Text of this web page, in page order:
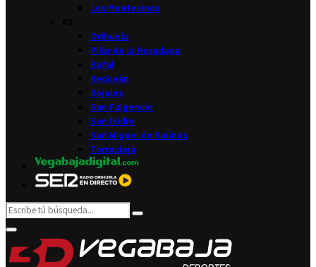
Los Montesinos
Orihuela
Pilar de la Horadada
Rafal
Redován
Rojales
San Fulgencio
San Isidro
San Miguel de Salinas
Torrevieja
Search
for:
Search
Primary
Menu